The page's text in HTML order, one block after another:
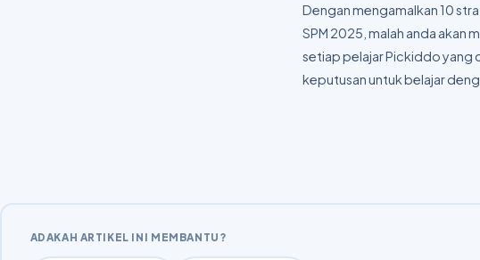
Dengan mengamalkan 10
SPM 2025, malah anda akan
setiap pelajar Pickiddo yang
keputusan untuk belajar
ADAKAH ARTIKEL INI MEMBANTU?